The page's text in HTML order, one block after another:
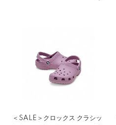
＜SALE＞クロックス クラシッ